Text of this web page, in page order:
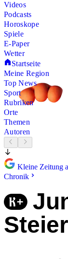
Videos
Podcasts
Horoskope
Spiele
E-Paper
Wetter
Startseite
Meine Region
Top News
Sport
Rubriken
Orte
Themen
Autoren
Kleine Zeitung
Chronik